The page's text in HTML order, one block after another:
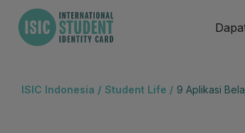
ISIC Indonesia / Student Life / 9 Aplikasi